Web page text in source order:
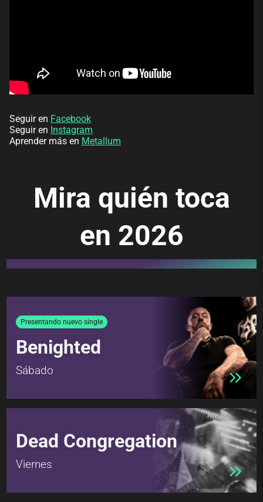
Seguir en Facebook
Seguir en Instagram
Aprender más en Metallum
Mira quién toca
en 2026
Presentando nuevo single
Benighted
Sábado
Dead Congregation
Viernes